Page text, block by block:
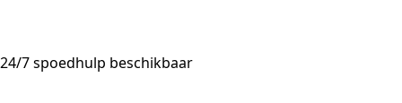
24/7 spoedhulp beschikbaar